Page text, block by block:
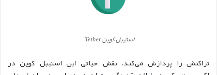
استیبل کوین Tether
تراکنش را پردازش می‌کند. نقش حیاتی این استیبل کوین در